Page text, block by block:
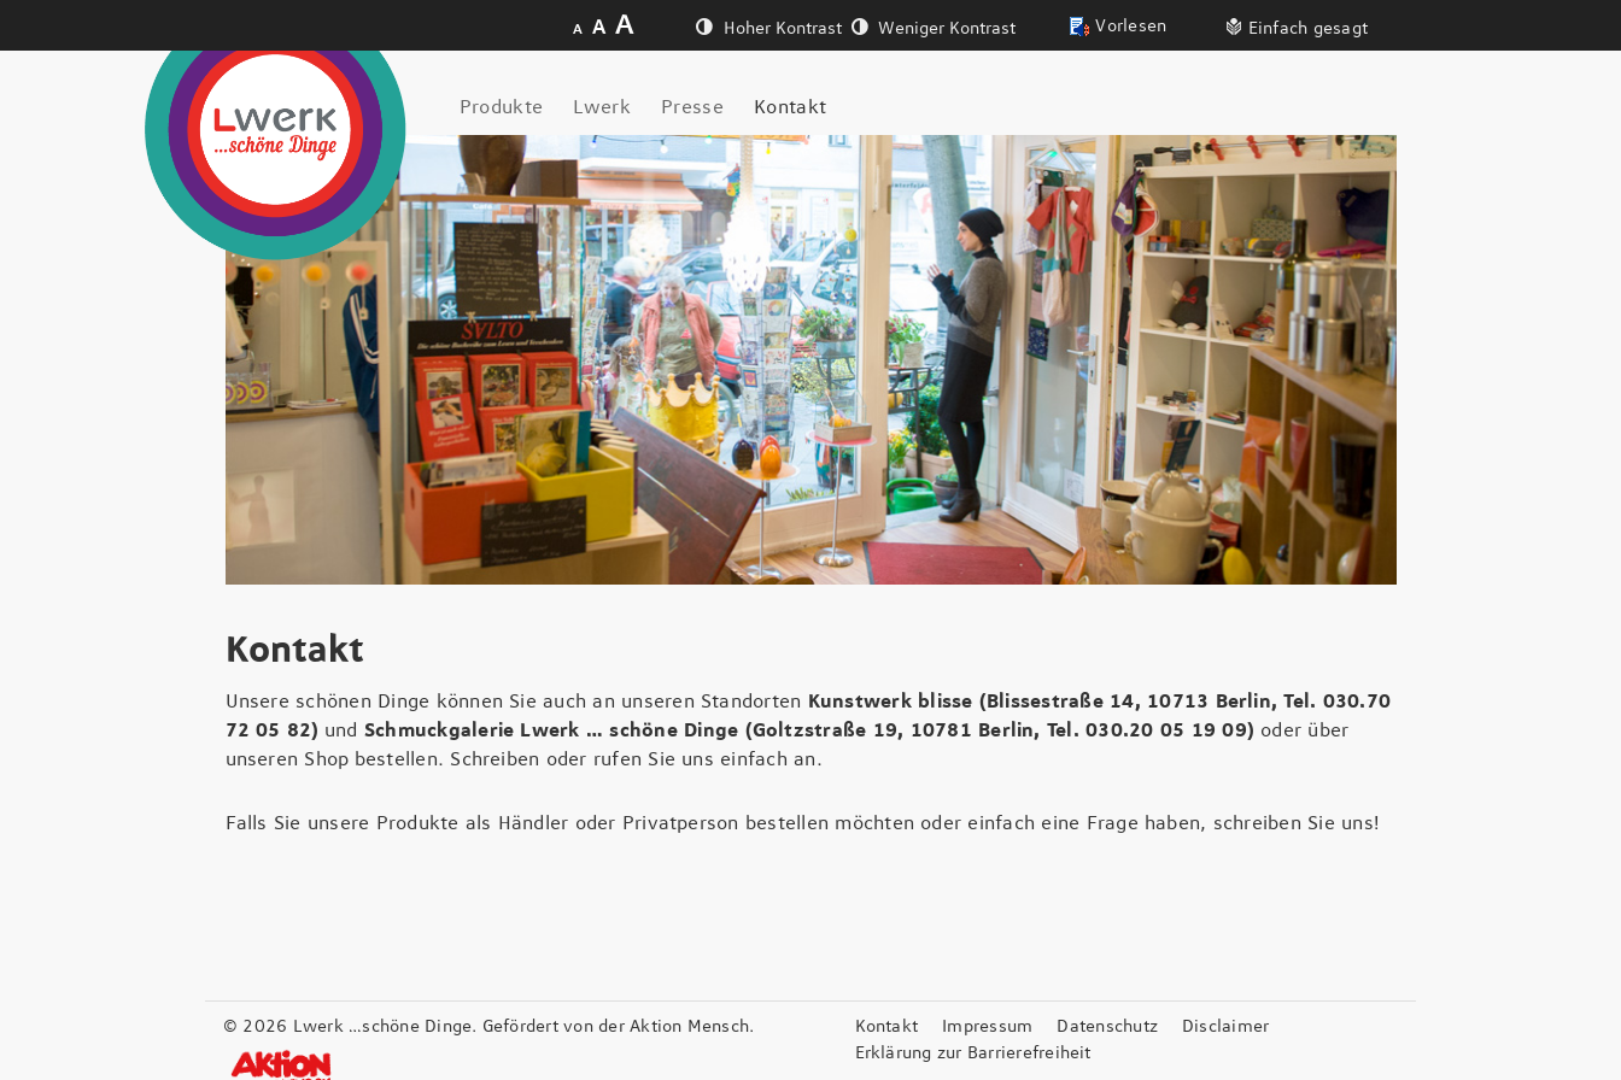
Einfach gesagt
Vorlesen
Hoher Kontrast Weniger Kontrast
A A A
Produkte Lwerk Presse Kontakt
Kontakt
Unsere schönen Dinge können Sie auch an unseren Standorten Kunstwerk blisse (Blissestraße 14, 10713 Berlin, Tel. 030.70
72 05 82) und Schmuckgalerie Lwerk … schöne Dinge (Goltzstraße 19, 10781 Berlin, Tel. 030.20 05 19 09) oder über
unseren Shop bestellen. Schreiben oder rufen Sie uns einfach an.
Falls Sie unsere Produkte als Händler oder Privatperson bestellen möchten oder einfach eine Frage haben, schreiben Sie uns!
© 2026 Lwerk …schöne Dinge. Gefördert von der Aktion Mensch. Kontakt Impressum Datenschutz
Disclaimer
Erklärung zur Barrierefreiheit